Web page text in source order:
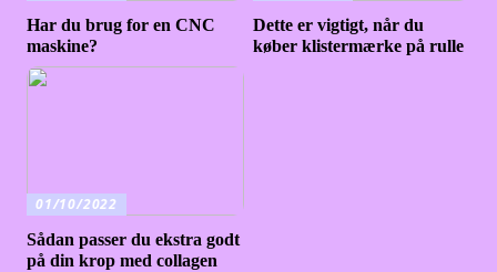
Har du brug for en CNC
maskine?
Dette er vigtigt, når du
køber klistermærke på rulle
01/10/2022
Sådan passer du ekstra godt
på din krop med collagen